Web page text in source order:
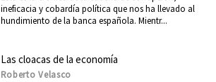
ineficacia y cobardía política que nos ha llevado al
hundimiento de la banca española. Mientr...
Las cloacas de la economía
Roberto Velasco